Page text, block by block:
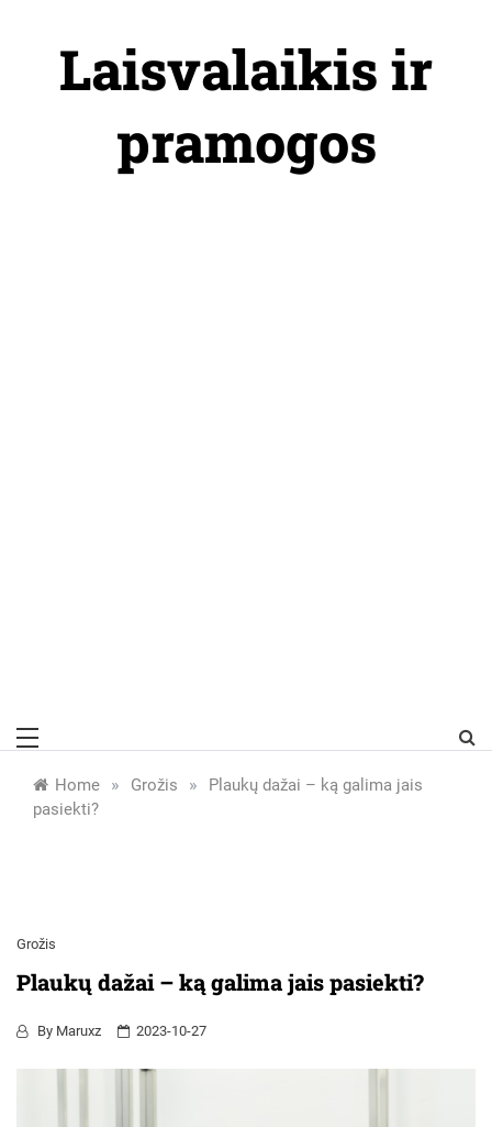
Laisvalaikis ir
pramogos
Home » Grožis »
Plaukų dažai – ką galima jais
pasiekti?
Grožis
Plaukų dažai – ką galima jais pasiekti?
By Maruxz 2023-10-27